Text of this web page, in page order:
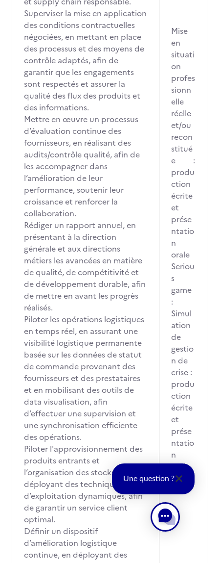
Superviser la mise en application
des conditions contractuelles
négociées, en mettant en place
des processus et des moyens de
contrôle adaptés, afin de
garantir que les engagements
sont respectés et assurer la
qualité des flux des produits et
des informations.
Mettre en œuvre un processus
d’évaluation continue des
fournisseurs, en réalisant des
audits/contrôle qualité, afin de
les accompagner dans
l’amélioration de leur
performance, soutenir leur
croissance et renforcer la
collaboration.
Rédiger un rapport annuel, en
présentant à la direction
générale et aux directions
métiers les avancées en matière
de qualité, de compétitivité et
de développement durable, afin
de mettre en avant les progrès
réalisés.
Piloter les opérations logistiques
en temps réel, en assurant une
visibilité logistique permanente
basée sur les données de statut
de commande provenant des
fournisseurs et des prestataires
et en mobilisant des outils de
data visualisation, afin
d’effectuer une supervision et
une synchronisation efficiente
des opérations.
Piloter l'approvisionnement des
produits entrants et
l’organisation des stocks, en
déployant des techniques
d’exploitation dynamiques, afin
de garantir un service client
optimal.
Définir un dispositif
d’amélioration logistique
continue, en déployant des
Mise
en
situati
on
profes
sionn
elle
réelle
et/ou
recon
stitué
e :
produ
ction
écrite
et
prése
ntatio
n
orale
Seriou
s
game
:
Simul
ation
de
gestio
n de
crise :
produ
ction
écrite
et
prése
ntatio
n
orale
Une question ?